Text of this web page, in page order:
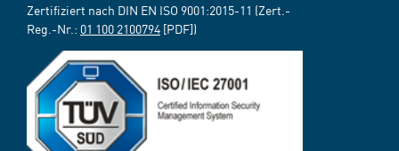
Zertifiziert nach DIN EN ISO 9001:2015-11 (Zert.-
Reg.-Nr.: 01 100 2100794 [PDF])